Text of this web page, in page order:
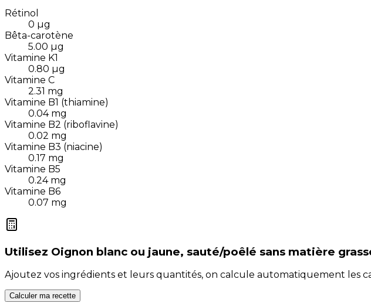
Rétinol
0 µg
Bêta-carotène
5.00 µg
Vitamine K1
0.80 µg
Vitamine C
2.31 mg
Vitamine B1 (thiamine)
0.04 mg
Vitamine B2 (riboflavine)
0.02 mg
Vitamine B3 (niacine)
0.17 mg
Vitamine B5
0.24 mg
Vitamine B6
0.07 mg
Utilisez Oignon blanc ou jaune, sauté/poêlé sans matière
Ajoutez vos ingrédients et leurs quantités, on calcule automatiquement les
Calculer ma recette